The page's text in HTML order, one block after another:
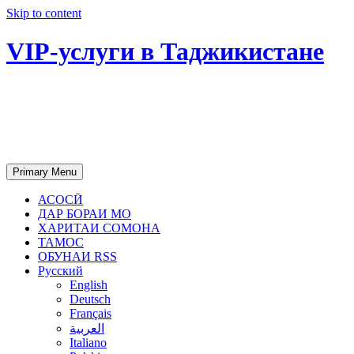
Skip to content
VIP-услуги в Таджикистане
Primary Menu
АСОСӢ
ДАР БОРАИ МО
ХАРИТАИ СОМОНА
ТАМОС
ОБУНАИ RSS
Русский
English
Deutsch
Français
العربية
Italiano